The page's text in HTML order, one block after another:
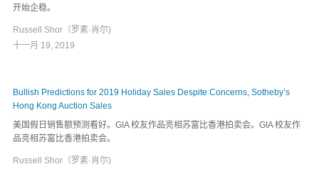
开始企稳。
Russell Shor（罗素·肖尔)
十一月 19, 2019
Bullish Predictions for 2019 Holiday Sales Despite Concerns, Sotheby’s
Hong Kong Auction Sales
美国假日销售额预测看好。GIA 校友作品亮相苏富比香港拍卖会。GIA 校友作
品亮相苏富比香港拍卖会。
Russell Shor（罗素·肖尔)